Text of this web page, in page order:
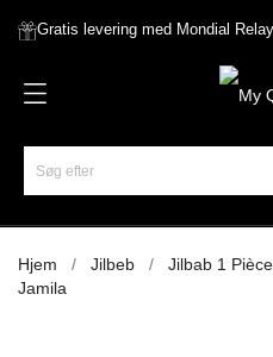
Gratis levering med Mondial
Hjem Jilbeb
Jilbab 1
Jamila